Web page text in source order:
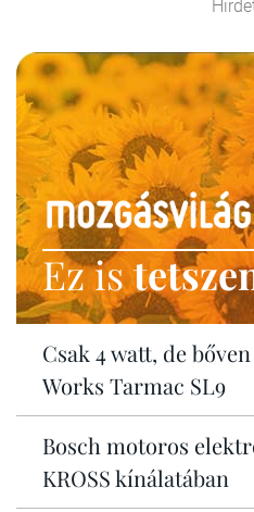
Ez is
Csak 4 watt, de
Works Tarmac SL9
Bosch motoros
KROSS kínálatában